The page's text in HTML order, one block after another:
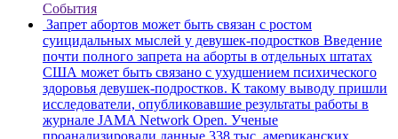
События
Запрет абортов может быть связан с ростом
суицидальных мыслей у девушек-подростков Введение
почти полного запрета на аборты в отдельных штатах
США может быть связано с ухудшением психического
здоровья девушек-подростков. К такому выводу пришли
исследователи, опубликовавшие результаты работы в
журнале JAMA Network Open. Ученые
проанализировали данные 338 тыс. американских